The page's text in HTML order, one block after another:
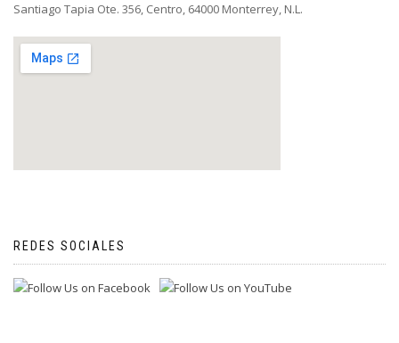
Santiago Tapia Ote. 356, Centro, 64000 Monterrey, N.L.
REDES SOCIALES